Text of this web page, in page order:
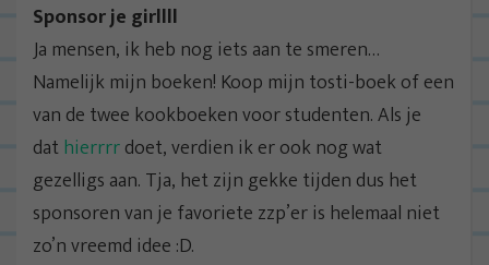
Sponsor je girllll
Ja mensen, ik heb nog iets aan te smeren…
Namelijk mijn boeken! Koop mijn tosti-boek of een
van de twee kookboeken voor studenten. Als je
dat hierrrrdoet, verdien ik er ook nog wat
gezelligs aan. Tja, het zijn gekke tijden dus het
sponsoren van je favoriete zzp’er is helemaal niet
zo’n vreemd idee :D.